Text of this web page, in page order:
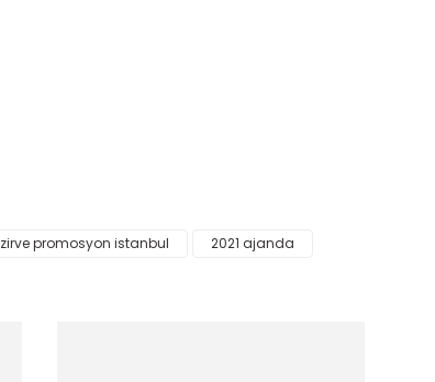
zirve promosyon istanbul
2021 ajanda